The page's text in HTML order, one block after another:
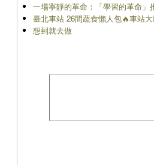
一場寧靜的革命：「學習的革命」
臺北車站 26間蔬食懶人包🔥車站
想到就去做